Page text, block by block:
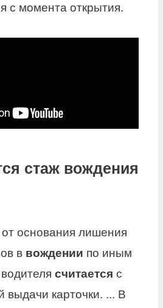
с момента открытия.
стаж вождения
основания лишения
в вождении по иным
считается с
выдачи карточки. ... В